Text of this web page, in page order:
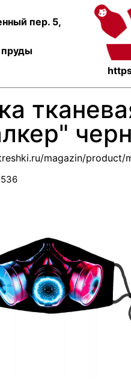
пер. 5,
magazin/product/